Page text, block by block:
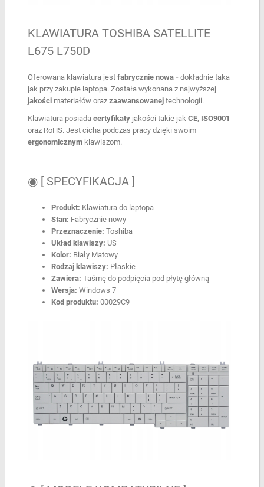
KLAWIATURA TOSHIBA SATELLITE
L675 L750D
Oferowana klawiatura jestfabrycznie nowa -dokładnie taka
jak przy zakupie laptopa. Została wykonana z najwyższej
jakościmateriałów oraz zaawansowanejtechnologii.
Klawiatura posiada certyfikatyjakości takie jak CE, ISO9001
oraz RoHS. Jest cicha podczas pracy dzięki swoim
ergonomicznymklawiszom.
◉ [ SPECYFIKACJA ]
Produkt: Klawiatura do laptopa
Stan: Fabrycznie nowy
Przeznaczenie: Toshiba
Układ klawiszy: US
Kolor: Biały Matowy
Rodzaj klawiszy: Płaskie
Zawiera: Taśmę do podpięcia pod płytę główną
Wersja: Windows 7
Kod produktu: 00029C9